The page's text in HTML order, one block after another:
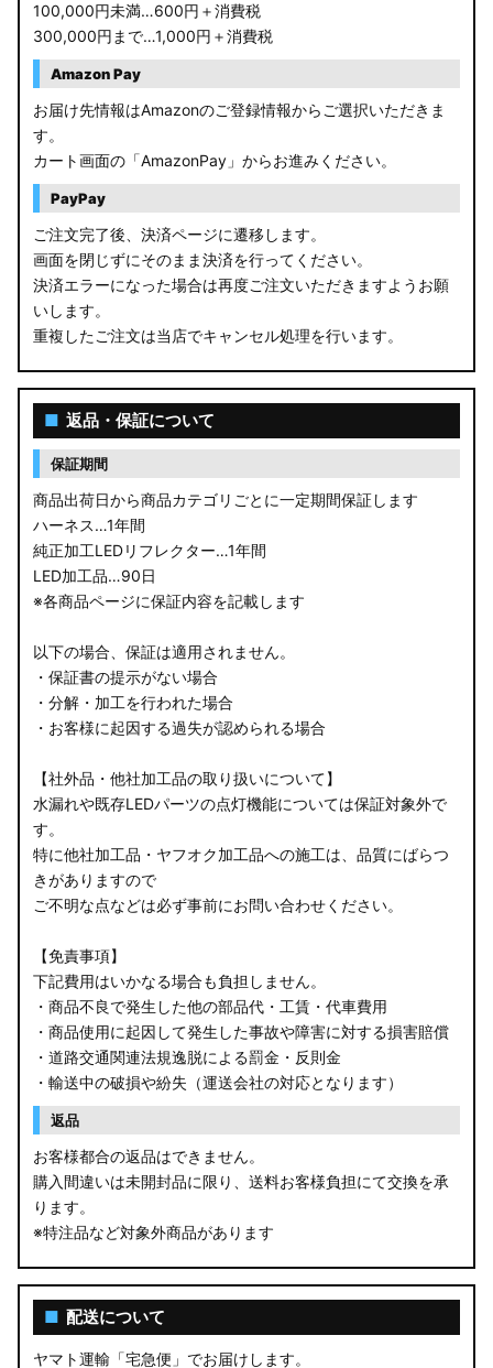
100,000円未満…600円＋消費税
300,000円まで…1,000円＋消費税
Amazon Pay
お届け先情報はAmazonのご登録情報からご選択いただきま
す。
カート画面の「AmazonPay」からお進みください。
PayPay
ご注文完了後、決済ページに遷移します。
画面を閉じずにそのまま決済を行ってください。
決済エラーになった場合は再度ご注文いただきますようお願
いします。
重複したご注文は当店でキャンセル処理を行います。
■ 返品・保証について
保証期間
商品出荷日から商品カテゴリごとに一定期間保証します
ハーネス…1年間
純正加工LEDリフレクター…1年間
LED加工品…90日
※各商品ページに保証内容を記載します
以下の場合、保証は適用されません。
・保証書の提示がない場合
・分解・加工を行われた場合
・お客様に起因する過失が認められる場合
【社外品・他社加工品の取り扱いについて】
水漏れや既存LEDパーツの点灯機能については保証対象外で
す。
特に他社加工品・ヤフオク加工品への施工は、品質にばらつ
きがありますので
ご不明な点などは必ず事前にお問い合わせください。
【免責事項】
下記費用はいかなる場合も負担しません。
・商品不良で発生した他の部品代・工賃・代車費用
・商品使用に起因して発生した事故や障害に対する損害賠償
・道路交通関連法規逸脱による罰金・反則金
・輸送中の破損や紛失（運送会社の対応となります）
返品
お客様都合の返品はできません。
購入間違いは未開封品に限り、送料お客様負担にて交換を承
ります。
※特注品など対象外商品があります
■ 配送について
ヤマト運輸「宅急便」でお届けします。